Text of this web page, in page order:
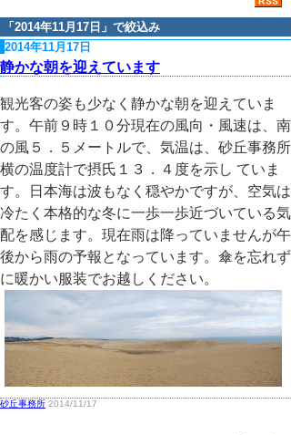
「 2014年11月17日 」で絞込み
2014年11月17日
静かな朝を迎えています
観光客の姿も少なく静かな朝を迎えていま
す。午前９時１０分現在の風向・風速は、南
の風５．５メートルで、気温は、砂丘事務所
横の温度計で摂氏１３．４度を示し ていま
す。日本海は波もなく穏やかですが、空気は
冷たく本格的な冬に一歩一歩近づいている気
配を感じます。現在雨は降っていませんが午
後から雨の予報となっています。傘を忘れず
に暖かい服装でお越しください。
砂丘事務所 2014/11/17